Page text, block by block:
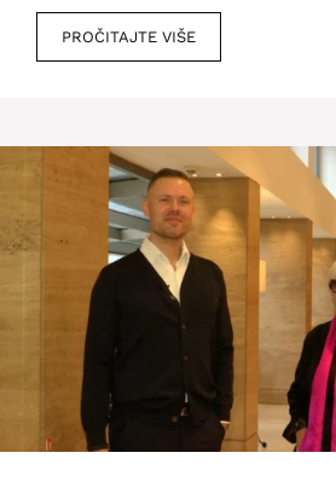
PROČITAJTE VIŠE